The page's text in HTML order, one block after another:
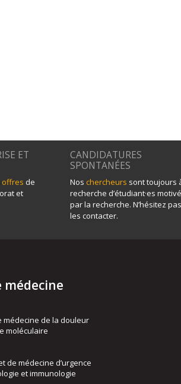
ET
offres de
et
CANDIDATURES
SPONTANÉES
Nos chercheurs sont toujours
recherche d’étudiant·es
par la recherche. N’hésitez
les contacter.
médecine
médecine de la douleur
moléculaire
de médecine d’urgence
et immunologie